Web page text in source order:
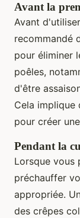
Avant la
Avant
recommandé
pour éliminer
poêles,
d'être
Cela implique
pour créer
Pendant la
Lorsque vous
préchauffer
appropriée.
des crêpes